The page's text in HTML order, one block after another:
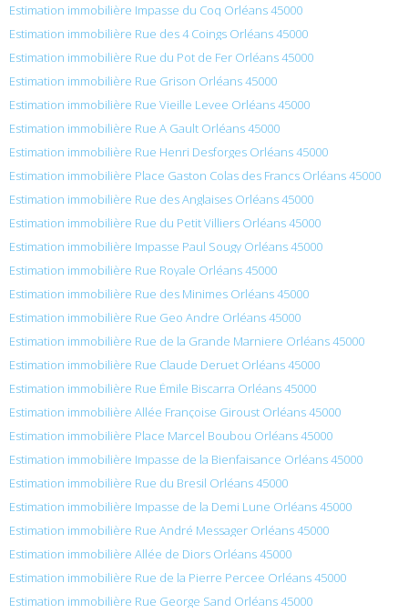
Estimation immobilière Impasse du Coq Orléans 45000
Estimation immobilière Rue des 4 Coings Orléans 45000
Estimation immobilière Rue du Pot de Fer Orléans 45000
Estimation immobilière Rue Grison Orléans 45000
Estimation immobilière Rue Vieille Levee Orléans 45000
Estimation immobilière Rue A Gault Orléans 45000
Estimation immobilière Rue Henri Desforges Orléans 45000
Estimation immobilière Place Gaston Colas des Francs Orléans 45000
Estimation immobilière Rue des Anglaises Orléans 45000
Estimation immobilière Rue du Petit Villiers Orléans 45000
Estimation immobilière Impasse Paul Sougy Orléans 45000
Estimation immobilière Rue Royale Orléans 45000
Estimation immobilière Rue des Minimes Orléans 45000
Estimation immobilière Rue Geo Andre Orléans 45000
Estimation immobilière Rue de la Grande Marniere Orléans 45000
Estimation immobilière Rue Claude Deruet Orléans 45000
Estimation immobilière Rue Émile Biscarra Orléans 45000
Estimation immobilière Allée Françoise Giroust Orléans 45000
Estimation immobilière Place Marcel Boubou Orléans 45000
Estimation immobilière Impasse de la Bienfaisance Orléans 45000
Estimation immobilière Rue du Bresil Orléans 45000
Estimation immobilière Impasse de la Demi Lune Orléans 45000
Estimation immobilière Rue André Messager Orléans 45000
Estimation immobilière Allée de Diors Orléans 45000
Estimation immobilière Rue de la Pierre Percee Orléans 45000
Estimation immobilière Rue George Sand Orléans 45000